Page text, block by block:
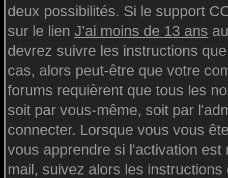
deux possibilités. Si le support
sur le lien J'ai moins de 13 ans
devrez suivre les instructions
cas, alors peut-être que votre
forums requièrent que tous les
soit par vous-même, soit par
connecter. Lorsque vous vous
vous apprendre si l'activation
mail, suivez alors les